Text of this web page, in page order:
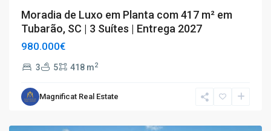
Moradia de Luxo em Planta com 417 m² em
Tubarão, SC | 3 Suítes | Entrega 2027
980.000€
3 5 418 m2
Magnificat Real Estate
T4+